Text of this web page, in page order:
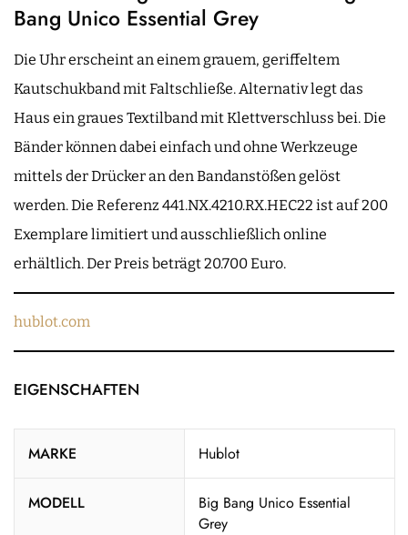
Bang Unico Essential Grey
Die Uhr erscheint an einem grauem, geriffeltem
Kautschukband mit Faltschließe. Alternativ legt das
Haus ein graues Textilband mit Klettverschluss bei. Die
Bänder können dabei einfach und ohne Werkzeuge
mittels der Drücker an den Bandanstößen gelöst
werden. Die Referenz 441.NX.4210.RX.HEC22 ist auf 200
Exemplare limitiert und ausschließlich online
erhältlich. Der Preis beträgt 20.700 Euro.
hublot.com
EIGENSCHAFTEN
MARKE Hublot
MODELL
Big Bang Unico Essential
Grey